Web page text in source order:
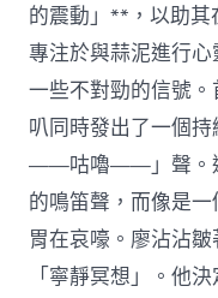
的震動」**，以助其
專注於與蒜泥進行
一些不對勁的信號
叭同時發出了一個
——咕嚕——」聲。
的鳴笛聲，而像是
胃在哀嚎。廖沾沾
「寧靜冥想」。他